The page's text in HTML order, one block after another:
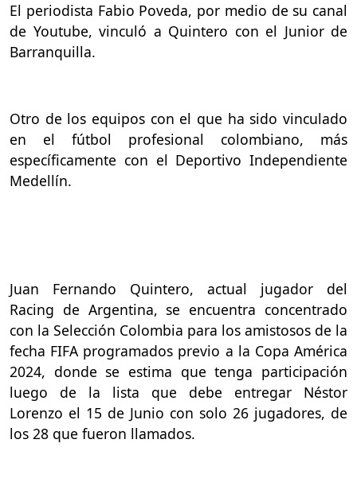
El periodista Fabio Poveda, por medio de su canal
de Youtube, vinculó a Quintero con el Junior de
Barranquilla.
Otro de los equipos con el que ha sido vinculado
en el fútbol profesional colombiano, más
específicamente con el Deportivo Independiente
Medellín.
Juan Fernando Quintero, actual jugador del
Racing de Argentina, se encuentra concentrado
con la Selección Colombia para los amistosos de la
fecha FIFA programados previo a la Copa América
2024, donde se estima que tenga participación
luego de la lista que debe entregar Néstor
Lorenzo el 15 de Junio con solo 26 jugadores, de
los 28 que fueron llamados.